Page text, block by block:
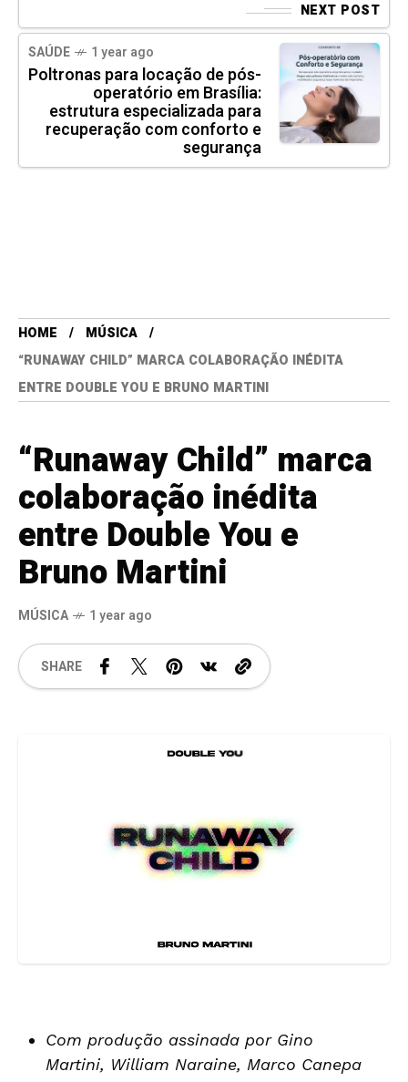
NEXT POST
SAÚDE 1 year ago
Poltronas para locação de pós-
operatório em Brasília:
estrutura especializada para
recuperação com conforto e
segurança
HOME
MÚSICA
“RUNAWAY CHILD” MARCA COLABORAÇÃO INÉDITA
ENTRE DOUBLE YOU E BRUNO MARTINI
“Runaway Child” marca
colaboração inédita
entre Double You e
Bruno Martini
MÚSICA 1 year ago
SHARE
Com produção assinada por Gino
Martini, William Naraine, Marco Canepa